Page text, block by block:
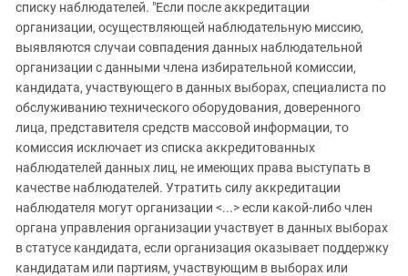
списку наблюдателей. "Если после аккредитации
организации, осуществляющей наблюдательную миссию,
выявляются случаи совпадения данных наблюдательной
организации с данными члена избирательной комиссии,
кандидата, участвующего в данных выборах, специалиста по
обслуживанию технического оборудования, доверенного
лица, представителя средств массовой информации, то
комиссия исключает из списка аккредитованных
наблюдателей данных лиц, не имеющих права выступать в
качестве наблюдателей. Утратить силу аккредитации
наблюдателя могут организации <...> если какой-либо член
органа управления организации участвует в данных выборах
в статусе кандидата, если организация оказывает поддержку
кандидатам или партиям, участвующим в выборах или